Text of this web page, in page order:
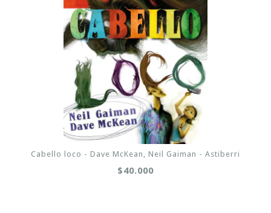
Cabello loco - Dave McKean, Neil Gaiman - Astiberri
$40.000